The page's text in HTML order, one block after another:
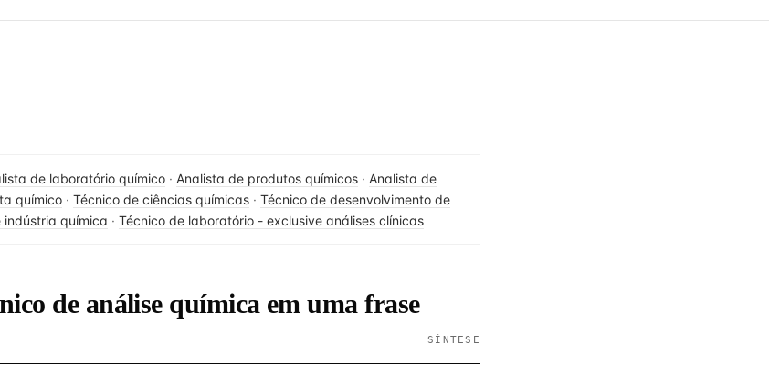
de laboratório químico · Analista de produtos químicos · Analista de
químico · Técnico de ciências químicas · Técnico de desenvolvimento de
indústria química · Técnico de laboratório - exclusive análises clínicas
de análise química em uma frase
SÍNTESE